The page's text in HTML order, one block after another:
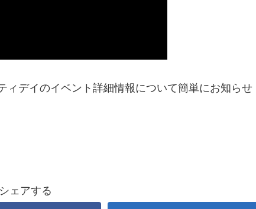
ィデイのイベント詳細情報について簡単にお知らせ
シェアする